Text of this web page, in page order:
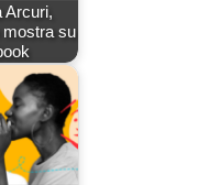
Arcuri,
mostra su